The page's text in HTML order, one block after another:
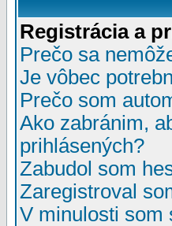
Registrácia a
Prečo sa
Je vôbec
Prečo som
Ako zabránim,
prihlásených?
Zabudol som
Zaregistroval
V minulosti som